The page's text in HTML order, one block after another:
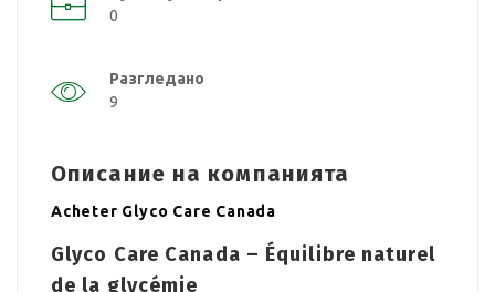
0
Разгледано
9
Описание на компанията
Acheter Glyco Care Canada
Glyco Care Canada – Équilibre naturel
de la glycémie